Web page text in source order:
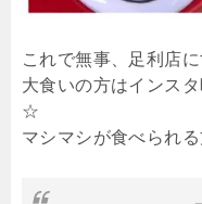
これで無事、足利店
大食いの方はインス
☆
マシマシが食べられ